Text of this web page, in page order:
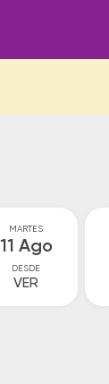
MARTES
11 Ago
DESDE
VER